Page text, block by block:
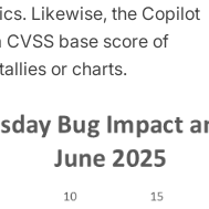
Likewise, the Copilot
CVSS base score of
or charts.